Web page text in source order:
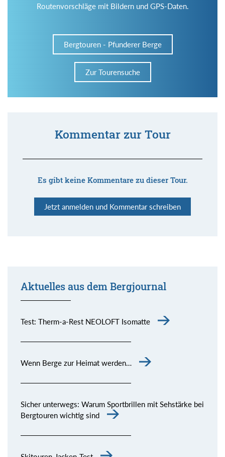
Routenvorschläge mit Bildern und GPS-Daten.
Bergtouren - Pfunderer Berge
Zur Tourensuche
Kommentar zur Tour
Es gibt keine Kommentare zu dieser Tour.
Jetzt anmelden und Kommentar schreiben
Aktuelles aus dem Bergjournal
Test: Therm-a-Rest NEOLOFT Isomatte
Wenn Berge zur Heimat werden…
Sicher unterwegs: Warum Sportbrillen mit Sehstärke bei
Bergtouren wichtig sind